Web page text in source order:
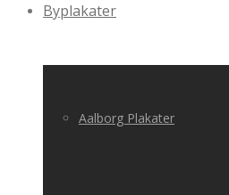
Byplakater
Aalborg Plakater